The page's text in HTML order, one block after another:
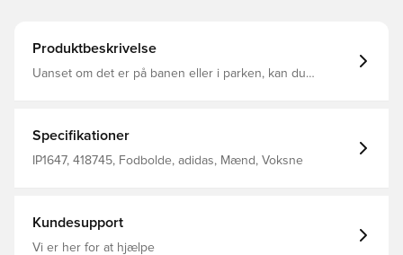
Produktbeskrivelse
Uanset om det er på banen eller i parken, kan du
gør den i stand til at klare kravene fra daglig brug. Du
skal blot koncentrere dig om dit fodarbejde og nyde dit
smukke spil. 100 % polyurethan (genanvendt) Maskinsyet
Specifikationer
IP1647, 418745, Fodbolde, adidas, Mænd, Voksne
Kundesupport
Vi er her for at hjælpe